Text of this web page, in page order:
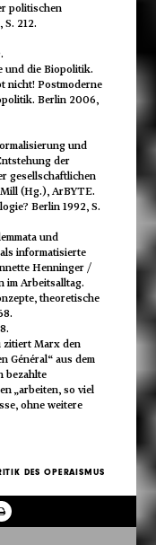
politischen
212.
und die Biopolitik.
nicht! Postmoderne
Berlin 2006,
und
der
gesellschaftlichen
(Hg.), ArBYTE.
Berlin 1992, S.
und
informatisierte
Henninger /
im Arbeitsalltag.
theoretische
zitiert Marx den
Général“ aus dem
bezahlte
„arbeiten, so viel
ohne weitere
DES OPERAISMUS